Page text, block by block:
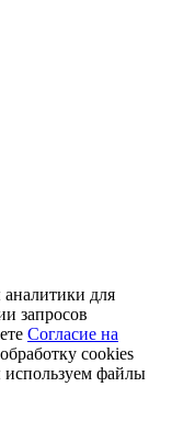
для
запросов
Согласие на
cookies
файлы